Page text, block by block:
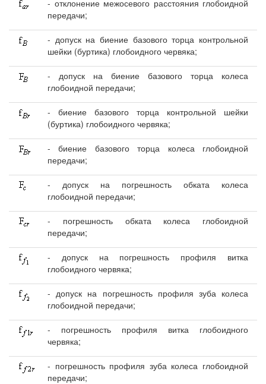
- отклонение межосевого расстояния глобоидной
передачи;
- допуск на биение базового торца контрольной
шейки (буртика) глобоидного червяка;
- допуск на биение базового торца колеса
глобоидной передачи;
- биение базового торца контрольной шейки
(буртика) глобоидного червяка;
- биение базового торца колеса глобоидной
передачи;
- допуск на погрешность обката колеса
глобоидной передачи;
- погрешность обката колеса глобоидной
передачи;
- допуск на погрешность профиля витка
глобоидного червяка;
- допуск на погрешность профиля зуба колеса
глобоидной передачи;
- погрешность профиля витка глобоидного
червяка;
- погрешность профиля зуба колеса глобоидной
передачи;